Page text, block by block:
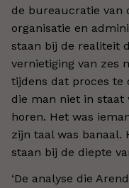
de bureaucratie van
organisatie en
staan bij de realiteit
vernietiging van zes
tijdens dat proces te
die man niet in
horen. Het was
zijn taal was banaal.
staan bij de diepte
‘De analyse die